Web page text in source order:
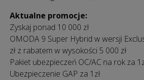
Aktualne promocje:
Zyskaj ponad 10 000 zł
OMODA 9 Super Hybrid w wersji
zł z rabatem w wysokości 5 000 zł
Pakiet ubezpieczeń OC/AC na rok za
Ubezpieczenie GAP za 1zł